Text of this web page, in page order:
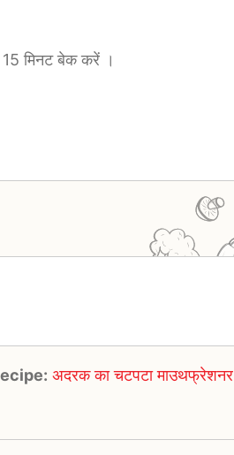
15 मिनट बेक करें ।
अदरक का चटपटा माउथफ्रेशनर